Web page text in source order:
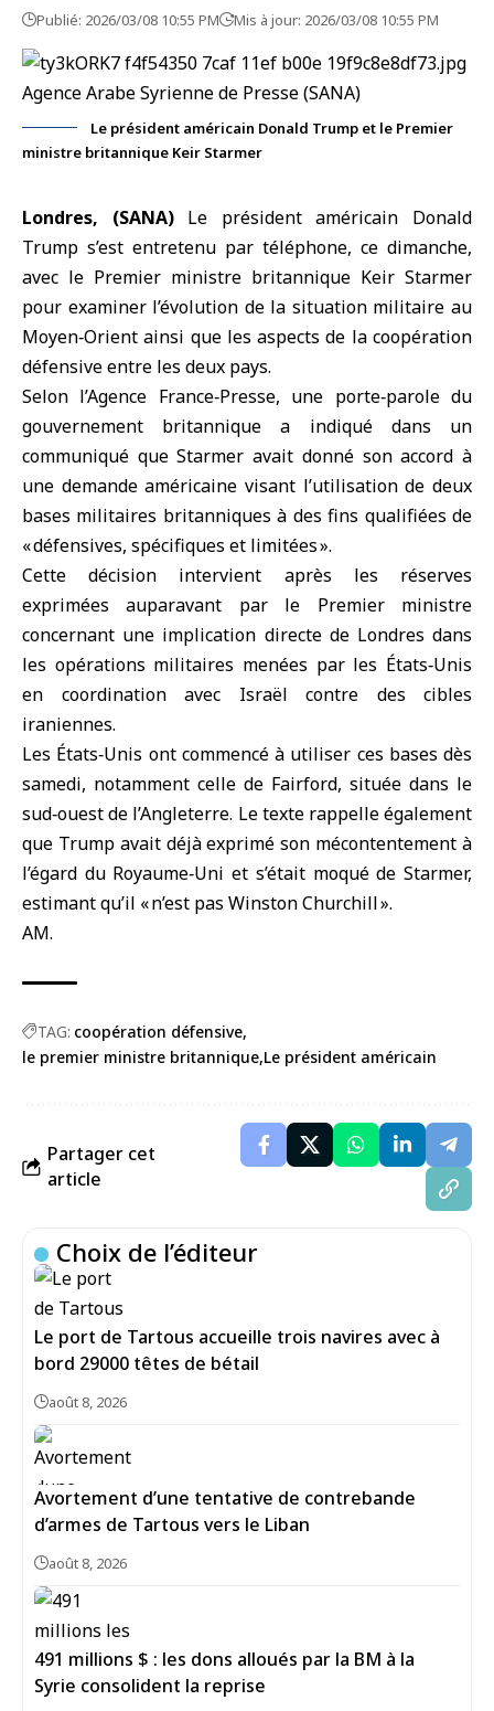
Publié: 2026/03/08 10:55 PM Mis à jour: 2026/03/08 10:55 PM
Le président américain Donald Trump et le Premier
ministre britannique Keir Starmer
Londres, (SANA) Le président américain Donald
Trump s’est entretenu par téléphone, ce dimanche,
avec le Premier ministre britannique Keir Starmer
pour examiner l’évolution de la situation militaire au
Moyen‑Orient ainsi que les aspects de lacoopération
défensiveentre les deux pays.
Selon l’Agence France‑Presse, une porte‑parole du
gouvernement britannique a indiqué dans un
communiqué que Starmer avait donné son accord à
une demande américaine visant l’utilisation de deux
bases militaires britanniques à des fins qualifiées de
« défensives, spécifiques et limitées ».
Cette décision intervient après les réserves
exprimées auparavant par le Premier ministre
concernant une implication directe de Londres dans
les opérations militaires menées par les États‑Unis
en coordination avec Israël contre des cibles
iraniennes.
Les États‑Unis ont commencé à utiliser ces bases dès
samedi, notamment celle de Fairford, située dans le
sud‑ouest de l’Angleterre. Le texte rappelle également
que Trump avait déjà exprimé son mécontentement à
l’égard du Royaume‑Uni et s’était moqué de Starmer,
estimant qu’il « n’est pas Winston Churchill ».
AM.
TAG: coopération défensive
le premier ministre britannique Le président américain
Partager cet
article
Choix de l’éditeur
Le port de Tartous accueille trois navires avec à
bord 29000 têtes de bétail
août 8, 2026
Avortement d’une tentative de contrebande
d’armes de Tartous vers le Liban
août 8, 2026
491 millions $ : les dons alloués par la BM à la
Syrie consolident la reprise